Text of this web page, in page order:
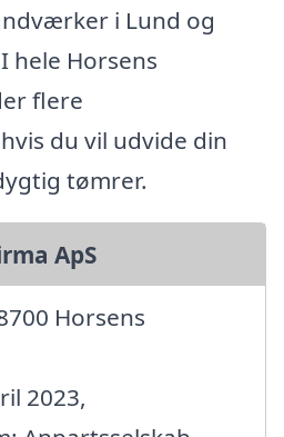
i Lund og
hele Horsens
flere
du vil udvide din
tømrer.
ApS
Horsens
2023,